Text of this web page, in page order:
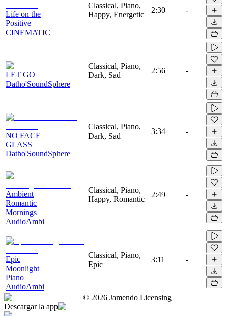
Life on the
Positive
CINEMATIC
Classical, Piano,
Happy, Energetic
2:30 -
LET GO
Datho'SoundSphere
Classical, Piano,
Dark, Sad
2:56 -
NO FACE
GLASS
Datho'SoundSphere
Classical, Piano,
Dark, Sad
3:34 -
Ambient
Romantic
Mornings
AudioAmbi
Classical, Piano,
Happy, Romantic
2:49 -
Epic
Moonlight
Piano
AudioAmbi
Classical, Piano,
Epic
3:11 -
© 2026 Jamendo Licensing
Descargar la app